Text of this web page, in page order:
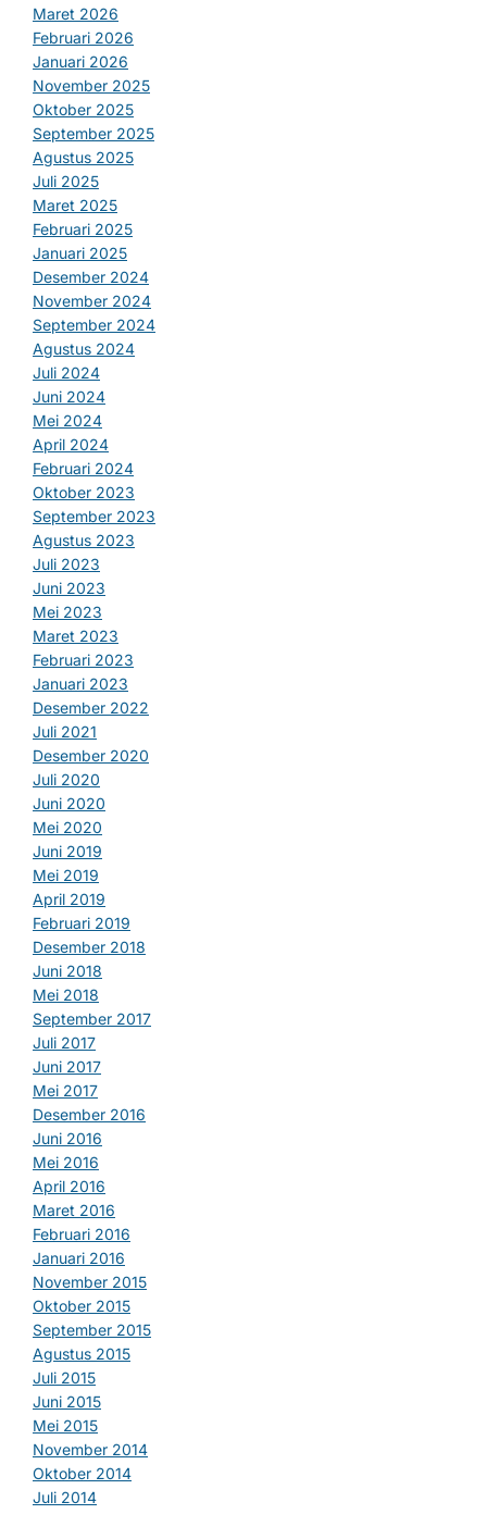
Maret 2026
Februari 2026
Januari 2026
November 2025
Oktober 2025
September 2025
Agustus 2025
Juli 2025
Maret 2025
Februari 2025
Januari 2025
Desember 2024
November 2024
September 2024
Agustus 2024
Juli 2024
Juni 2024
Mei 2024
April 2024
Februari 2024
Oktober 2023
September 2023
Agustus 2023
Juli 2023
Juni 2023
Mei 2023
Maret 2023
Februari 2023
Januari 2023
Desember 2022
Juli 2021
Desember 2020
Juli 2020
Juni 2020
Mei 2020
Juni 2019
Mei 2019
April 2019
Februari 2019
Desember 2018
Juni 2018
Mei 2018
September 2017
Juli 2017
Juni 2017
Mei 2017
Desember 2016
Juni 2016
Mei 2016
April 2016
Maret 2016
Februari 2016
Januari 2016
November 2015
Oktober 2015
September 2015
Agustus 2015
Juli 2015
Juni 2015
Mei 2015
November 2014
Oktober 2014
Juli 2014